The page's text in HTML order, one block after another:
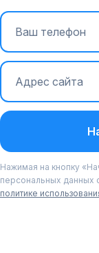
Нажимая на кнопку
персональных данных
политике